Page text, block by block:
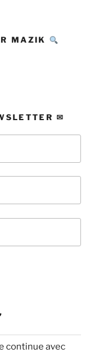
MAZIK
✉
continue avec